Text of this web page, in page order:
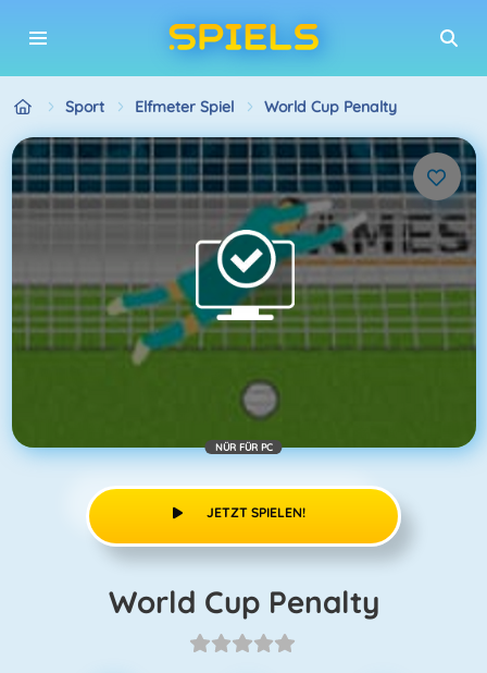
Sport Elfmeter Spiel World Cup Penalty
NÜR FÜR PC
JETZT SPIELEN!
World Cup Penalty